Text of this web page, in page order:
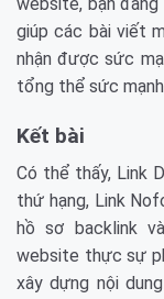
giúp các bài viết
nhận được sức
tổng thể sức
Kết bài
Có thể thấy, Link
thứ hạng, Link
hồ sơ backlink
website thực sự
xây dựng nội